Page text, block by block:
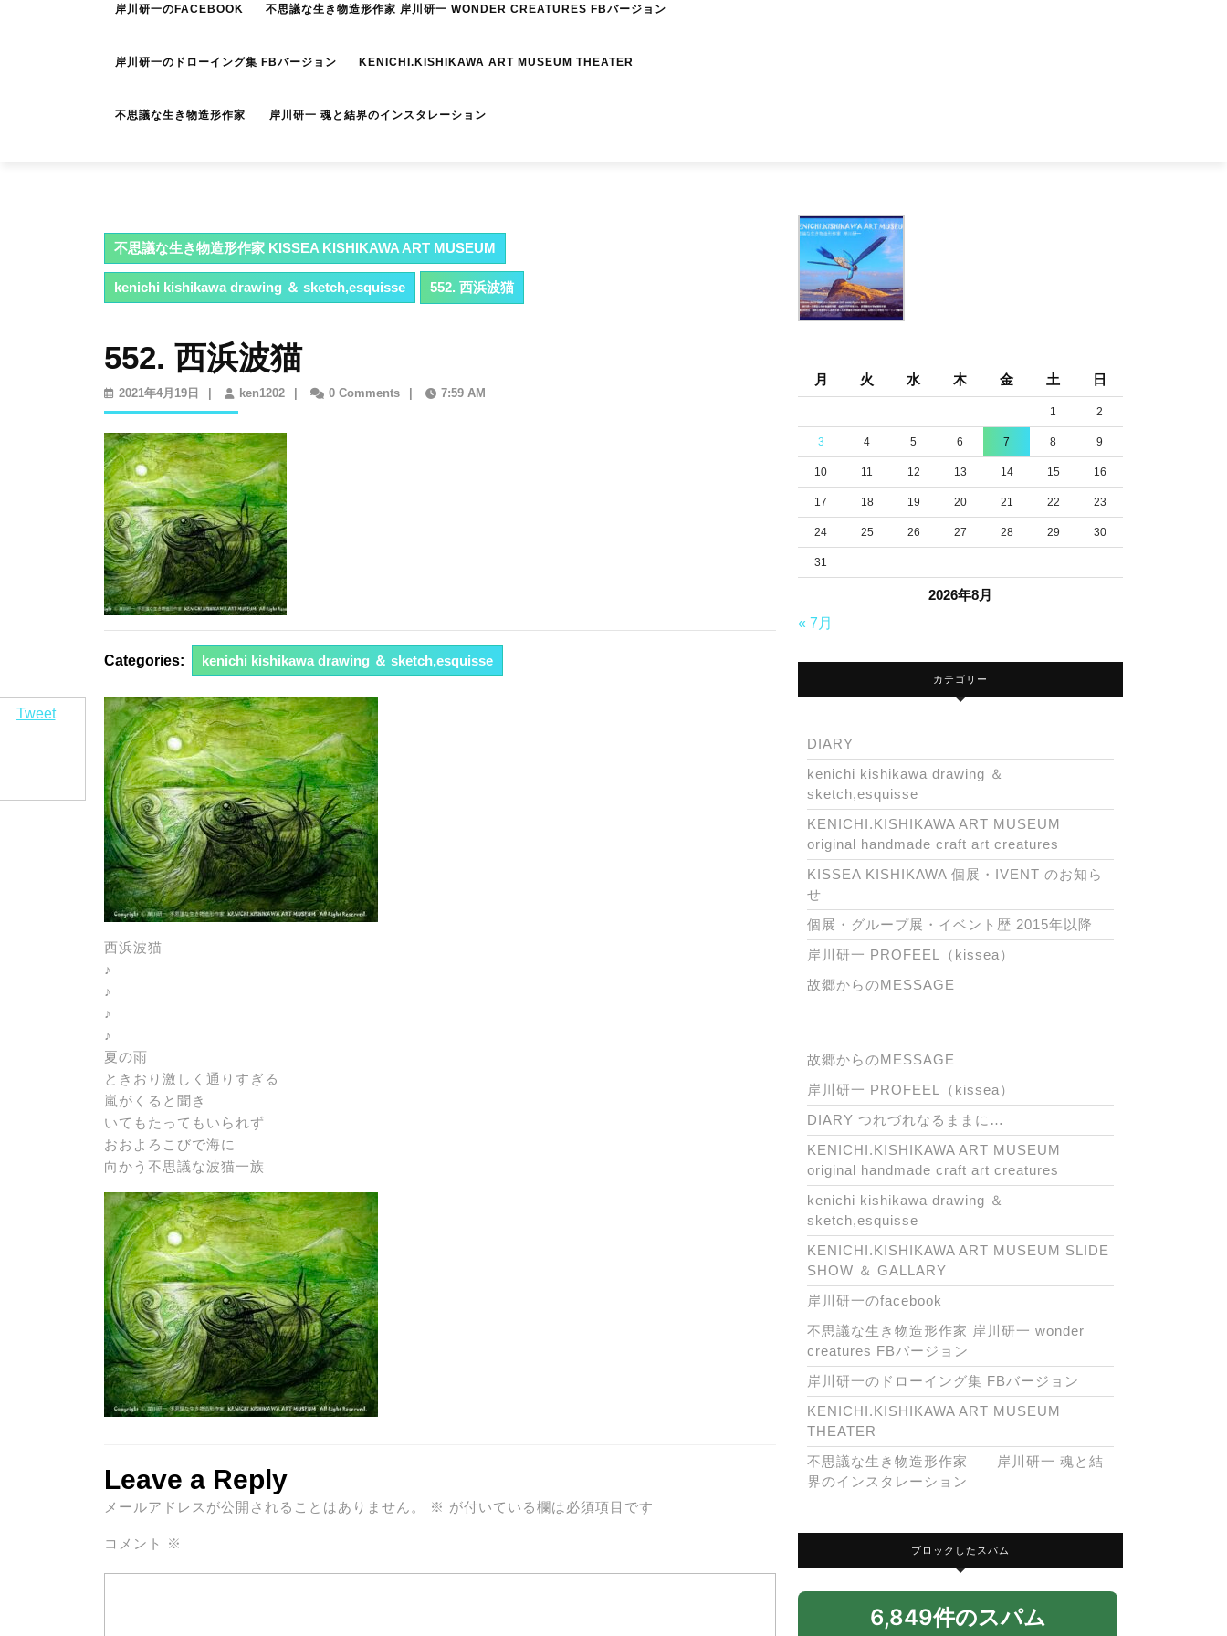
岸川研一のFACEBOOK 不思議な生き物造形作家 岸川研一 WONDER CREATURES FBバージョン
岸川研一のドローイング集 FBバージョン KENICHI.KISHIKAWA ART MUSEUM THEATER
不思議な生き物造形作家 岸川研一 魂と結界のインスタレーション
不思議な生き物造形作家 KISSEA KISHIKAWA ART MUSEUM
kenichi kishikawa drawing ＆ sketch,esquisse 552. 西浜波猫
552. 西浜波猫
2021年4月19日
2021
年
月
19
日
ken1202ken12020 Comments 7:59 AM
Categories: kenichi kishikawa drawing ＆ sketch,esquisse
Tweet
西浜波猫
♪
♪
♪
♪
夏の雨
ときおり激しく通りすぎる
嵐がくると聞き
いてもたってもいられず
おおよろこびで海に
向かう不思議な波猫一族
Leave a Reply
メールアドレスが公開されることはありません。 ※ が付いている欄は必須項目です
コメント ※
2026年8月
月 火 水 木 金 土 日
1 2
3 4 5 6 7 8 9
10 11 12 13 14 15 16
17 18 19 20 21 22 23
24 25 26 27 28 29 30
31
« 7月
カテゴリー
DIARY
kenichi kishikawa drawing ＆
sketch,esquisse
KENICHI.KISHIKAWA ART MUSEUM
original handmade craft art creatures
KISSEA KISHIKAWA 個展・IVENT のお知ら
せ
個展・グループ展・イベント歴 2015年以降
岸川研一 PROFEEL（kissea）
故郷からのMESSAGE
故郷からのMESSAGE
岸川研一 PROFEEL（kissea）
DIARY つれづれなるままに…
KENICHI.KISHIKAWA ART MUSEUM
original handmade craft art creatures
kenichi kishikawa drawing ＆
sketch,esquisse
KENICHI.KISHIKAWA ART MUSEUM SLIDE
SHOW ＆ GALLARY
岸川研一のfacebook
不思議な生き物造形作家 岸川研一 wonder
creatures FBバージョン
岸川研一のドローイング集 FBバージョン
KENICHI.KISHIKAWA ART MUSEUM
THEATER
不思議な生き物造形作家 岸川研一 魂と結
界のインスタレーション
ブロックしたスパム
6,849件のスパム